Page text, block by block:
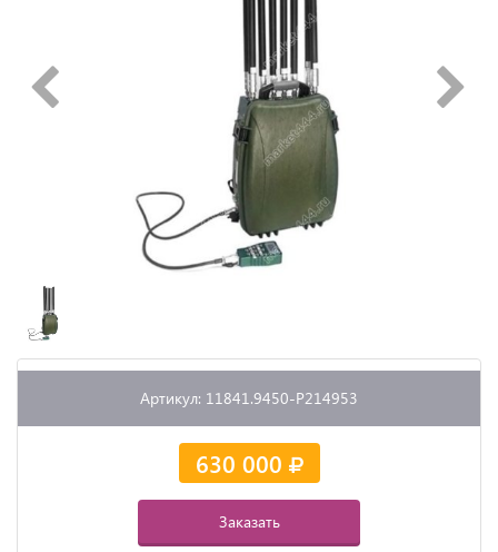
Артикул: 11841.9450-P214953
630 000
Заказать